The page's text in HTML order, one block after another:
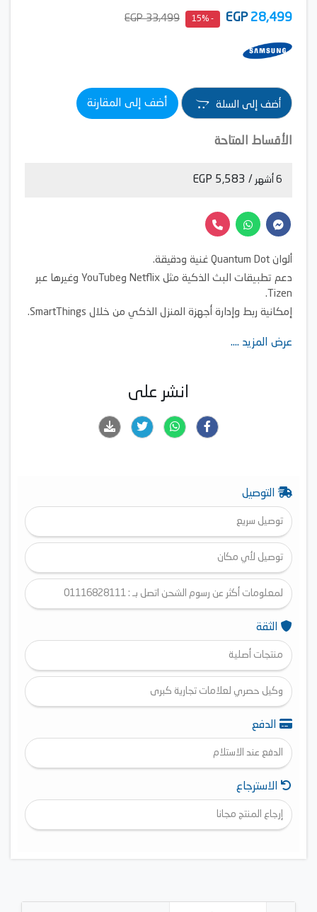
28,499
EGP
- 15%
33,499 EGP
أضف إلى السلة أضف إلى المقارنة
الأقساط المتاحة
6 أشهر / 5,583 EGP
ألوان Quantum Dot غنية ودقيقة.
دعم تطبيقات البث الذكية مثل Netflix وYouTube وغيرها عبر
Tizen.
إمكانية ربط وإدارة أجهزة المنزل الذكي من خلال SmartThings.
عرض المزيد ....
انشر على
التوصيل
توصيل سريع
توصيل لأي مكان
لمعلومات أكثر عن رسوم الشحن اتصل بـ : 01116828111
الثقة
منتجات أصلية
وكيل حصري لعلامات تجارية كبرى
الدفع
الدفع عند الاستلام
الاسترجاع
إرجاع المنتج مجانا